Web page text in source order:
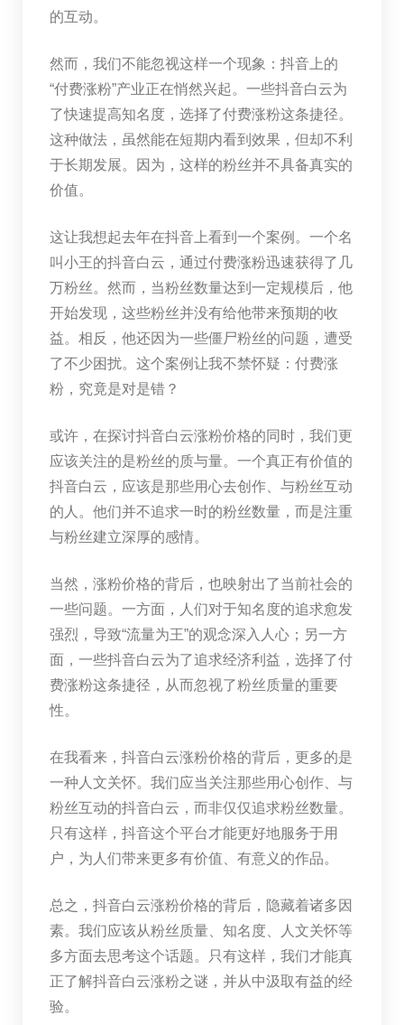
的互动。
然而，我们不能忽视这样一个现象：抖音上的
“付费涨粉”产业正在悄然兴起。一些抖音白云为
了快速提高知名度，选择了付费涨粉这条捷径。
这种做法，虽然能在短期内看到效果，但却不利
于长期发展。因为，这样的粉丝并不具备真实的
价值。
这让我想起去年在抖音上看到一个案例。一个名
叫小王的抖音白云，通过付费涨粉迅速获得了几
万粉丝。然而，当粉丝数量达到一定规模后，他
开始发现，这些粉丝并没有给他带来预期的收
益。相反，他还因为一些僵尸粉丝的问题，遭受
了不少困扰。这个案例让我不禁怀疑：付费涨
粉，究竟是对是错？
或许，在探讨抖音白云涨粉价格的同时，我们更
应该关注的是粉丝的质与量。一个真正有价值的
抖音白云，应该是那些用心去创作、与粉丝互动
的人。他们并不追求一时的粉丝数量，而是注重
与粉丝建立深厚的感情。
当然，涨粉价格的背后，也映射出了当前社会的
一些问题。一方面，人们对于知名度的追求愈发
强烈，导致“流量为王”的观念深入人心；另一方
面，一些抖音白云为了追求经济利益，选择了付
费涨粉这条捷径，从而忽视了粉丝质量的重要
性。
在我看来，抖音白云涨粉价格的背后，更多的是
一种人文关怀。我们应当关注那些用心创作、与
粉丝互动的抖音白云，而非仅仅追求粉丝数量。
只有这样，抖音这个平台才能更好地服务于用
户，为人们带来更多有价值、有意义的作品。
总之，抖音白云涨粉价格的背后，隐藏着诸多因
素。我们应该从粉丝质量、知名度、人文关怀等
多方面去思考这个话题。只有这样，我们才能真
正了解抖音白云涨粉之谜，并从中汲取有益的经
验。